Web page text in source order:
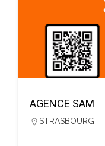
AGENCE SAM
STRASBOURG